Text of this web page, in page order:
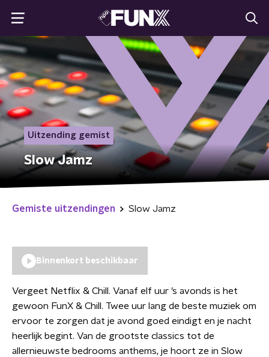
Uitzending gemist
Slow Jamz
Gemiste uitzendingen Slow Jamz
Binnenkort beschikbaar
Vergeet Netflix & Chill. Vanaf elf uur ’s avonds is het
gewoon FunX & Chill. Twee uur lang de beste muziek om
ervoor te zorgen dat je avond goed eindigt en je nacht
heerlijk begint. Van de grootste classics tot de
allernieuwste bedrooms anthems, je hoort ze in Slow